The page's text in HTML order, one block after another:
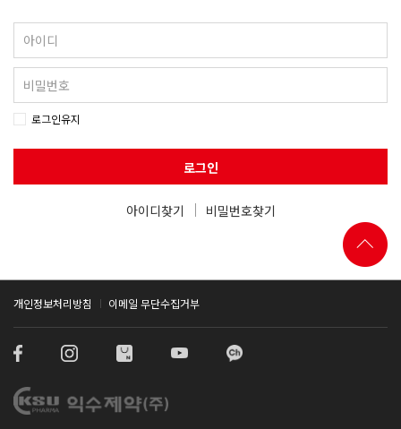
로그인유지
로그인
아이디찾기 비밀번호찾기
개인정보처리방침 이메일 무단수집거부